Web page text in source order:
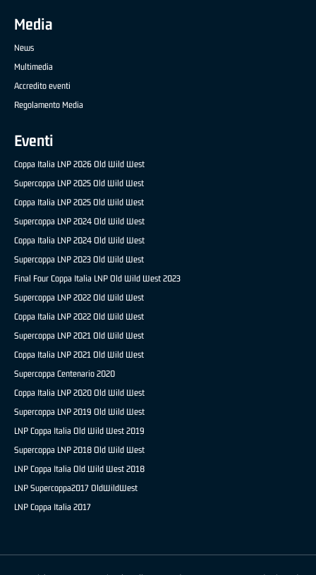
Media
News
Multimedia
Accredito eventi
Regolamento Media
Eventi
Coppa Italia LNP 2026 Old Wild West
Supercoppa LNP 2025 Old Wild West
Coppa Italia LNP 2025 Old Wild West
Supercoppa LNP 2024 Old Wild West
Coppa Italia LNP 2024 Old Wild West
Supercoppa LNP 2023 Old Wild West
Final Four Coppa Italia LNP Old Wild West 2023
Supercoppa LNP 2022 Old Wild West
Coppa Italia LNP 2022 Old Wild West
Supercoppa LNP 2021 Old Wild West
Coppa Italia LNP 2021 Old Wild West
Supercoppa Centenario 2020
Coppa Italia LNP 2020 Old Wild West
Supercoppa LNP 2019 Old Wild West
LNP Coppa Italia Old Wild West 2019
Supercoppa LNP 2018 Old Wild West
LNP Coppa Italia Old Wild West 2018
LNP Supercoppa2017 OldWildWest
LNP Coppa Italia 2017